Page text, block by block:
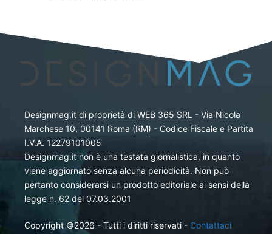
Designmag.it di proprietà di WEB 365 SRL - Via Nicola
Marchese 10, 00141 Roma (RM) - Codice Fiscale e Partita
I.V.A. 12279101005
Designmag.it non è una testata giornalistica, in quanto
viene aggiornato senza alcuna periodicità. Non può
pertanto considerarsi un prodotto editoriale ai sensi della
legge n. 62 del 07.03.2001
Copyright ©2026 - Tutti i diritti riservati - Contattaci